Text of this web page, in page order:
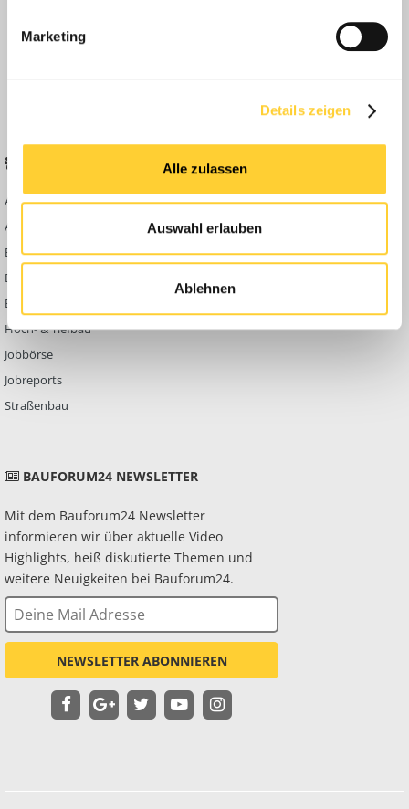
Marketing
Details zeigen
Alle zulassen
Auswahl erlauben
Ablehnen
Abbruch
Ausbildung & Beruf
Bau Allgemein
Baumaschinen
Berg- & Tagebau
Hoch- & Tiefbau
Jobbörse
Jobreports
Straßenbau
KONTAKT
Werben auf
Bauforum24
Datenschutzerklärung
BAUFORUM24 NEWSLETTER
Mit dem Bauforum24 Newsletter
informieren wir über aktuelle Video
Highlights, heiß diskutierte Themen und
weitere Neuigkeiten bei Bauforum24.
NEWSLETTER ABONNIEREN